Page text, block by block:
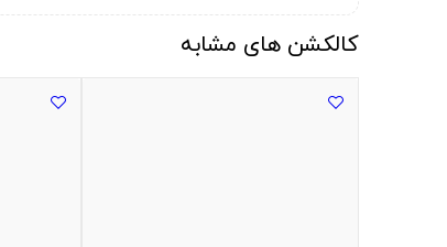
کالکشن های مشابه